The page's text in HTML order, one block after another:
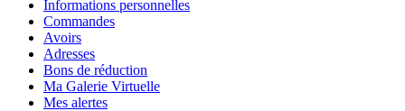
Informations personnelles
Commandes
Avoirs
Adresses
Bons de réduction
Ma Galerie Virtuelle
Mes alertes